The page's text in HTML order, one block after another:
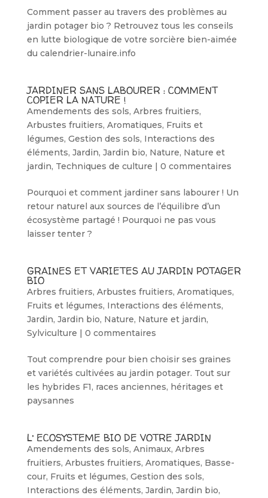
Comment passer au travers des problèmes au
jardin potager bio ? Retrouvez tous les conseils
en lutte biologique de votre sorcière bien-aimée
du calendrier-lunaire.info
JARDINER SANS LABOURER : COMMENT
COPIER LA NATURE !
Amendements des sols, Arbres fruitiers,
Arbustes fruitiers, Aromatiques, Fruits et
légumes, Gestion des sols, Interactions des
éléments, Jardin, Jardin bio, Nature, Nature et
jardin, Techniques de culture | 0 commentaires
Pourquoi et comment jardiner sans labourer ! Un
retour naturel aux sources de l’équilibre d’un
écosystème partagé ! Pourquoi ne pas vous
laisser tenter ?
GRAINES ET VARIETES AU JARDIN POTAGER
BIO
Arbres fruitiers, Arbustes fruitiers, Aromatiques,
Fruits et légumes, Interactions des éléments,
Jardin, Jardin bio, Nature, Nature et jardin,
Sylviculture | 0 commentaires
Tout comprendre pour bien choisir ses graines
et variétés cultivées au jardin potager. Tout sur
les hybrides F1, races anciennes, héritages et
paysannes
L’ ECOSYSTEME BIO DE VOTRE JARDIN
Amendements des sols, Animaux, Arbres
fruitiers, Arbustes fruitiers, Aromatiques, Basse-
cour, Fruits et légumes, Gestion des sols,
Interactions des éléments, Jardin, Jardin bio,